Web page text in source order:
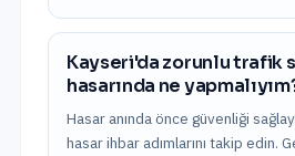
Kayseri'da zorunlu trafik
hasarında ne
Hasar anında önce güvenliği
hasar ihbar adımlarını takip edin.